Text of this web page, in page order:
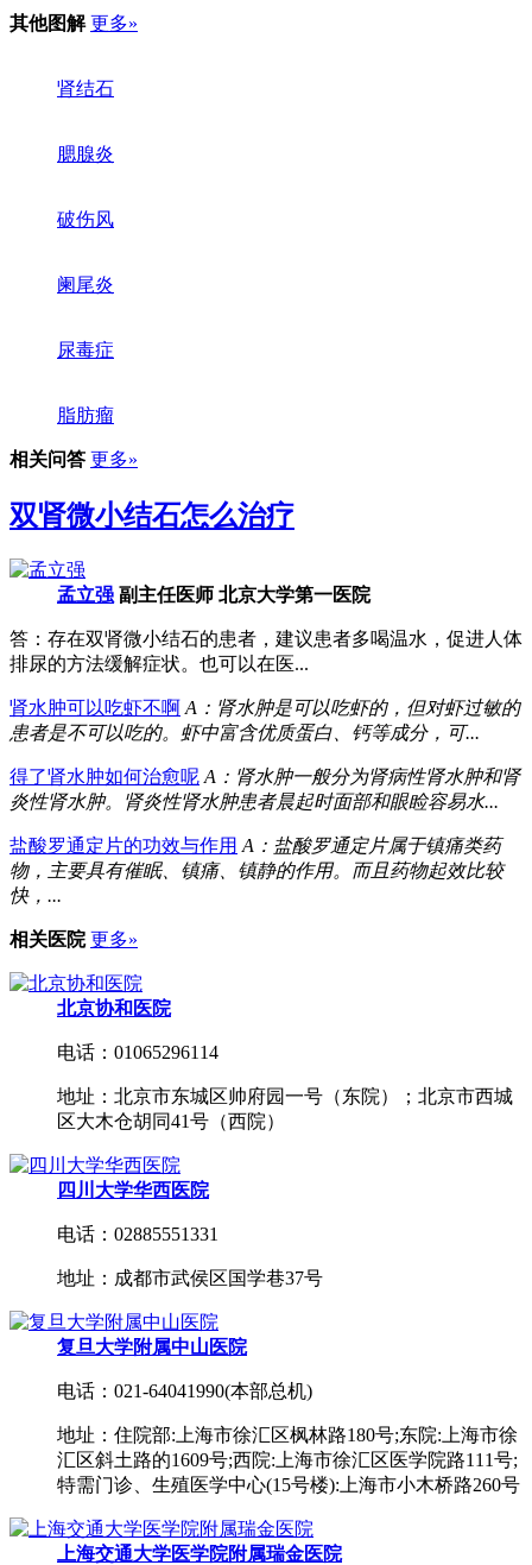
其他图解 更多»
肾结石
腮腺炎
破伤风
阑尾炎
尿毒症
脂肪瘤
相关问答 更多»
双肾微小结石怎么治疗
孟立强 副主任医师 北京大学第一医院
答：存在双肾微小结石的患者，建议患者多喝温水，促进人体
排尿的方法缓解症状。也可以在医...
肾水肿可以吃虾不啊 A：肾水肿是可以吃虾的，但对虾过敏的
患者是不可以吃的。虾中富含优质蛋白、钙等成分，可...
得了肾水肿如何治愈呢 A：肾水肿一般分为肾病性肾水肿和肾
炎性肾水肿。肾炎性肾水肿患者晨起时面部和眼睑容易水...
盐酸罗通定片的功效与作用 A：盐酸罗通定片属于镇痛类药
物，主要具有催眠、镇痛、镇静的作用。而且药物起效比较
快，...
相关医院 更多»
北京协和医院
电话：01065296114
地址：北京市东城区帅府园一号（东院）；北京市西城
区大木仓胡同41号（西院）
四川大学华西医院
电话：02885551331
地址：成都市武侯区国学巷37号
复旦大学附属中山医院
电话：021-64041990(本部总机)
地址：住院部:上海市徐汇区枫林路180号;东院:上海市徐
汇区斜土路的1609号;西院:上海市徐汇区医学院路111号;
特需门诊、生殖医学中心(15号楼):上海市小木桥路260号
上海交通大学医学院附属瑞金医院